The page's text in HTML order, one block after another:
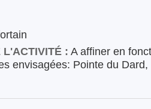
L'ACTIVITÉ : A affiner en
envisagées: Pointe du